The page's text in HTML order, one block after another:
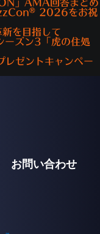
」AMA回答まとめ
2026をお祝
を目指して
ーズン3「虎の住処
レゼントキャンペー